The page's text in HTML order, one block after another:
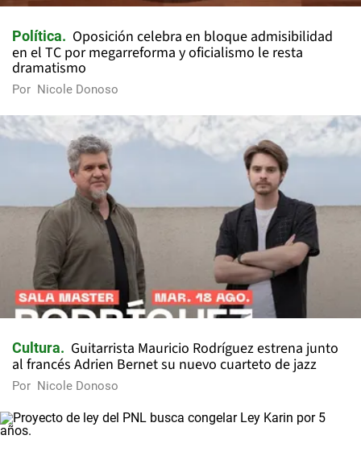
Política
Oposición celebra en bloque admisibilidad
en el TC por megarreforma y oficialismo le resta
dramatismo
Por Nicole Donoso
Cultura
Guitarrista Mauricio Rodríguez estrena junto
al francés Adrien Bernet su nuevo cuarteto de jazz
Por Nicole Donoso